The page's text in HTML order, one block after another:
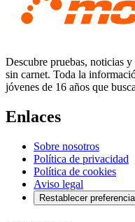
Descubre pruebas, noticias
sin carnet. Toda la
jóvenes de 16 años que
Enlaces
Sobre nosotros
Política de privacidad
Política de cookies
Aviso legal
Restablecer